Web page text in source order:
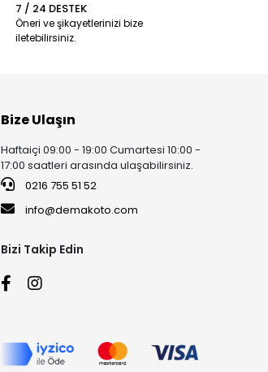
7 / 24 DESTEK
Öneri ve şikayetlerinizi bize
iletebilirsiniz.
Bize Ulaşın
Haftaiçi 09:00 - 19:00 Cumartesi 10:00 -
17:00 saatleri arasında ulaşabilirsiniz.
0216 755 51 52
info@demakoto.com
Bizi Takip Edin